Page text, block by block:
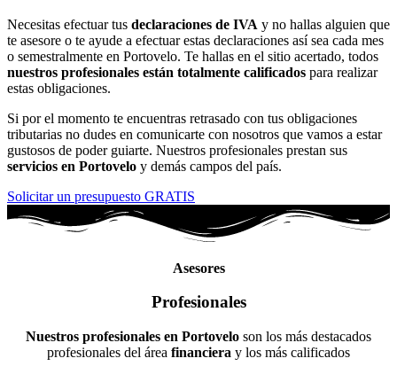
Necesitas efectuar tus declaraciones de IVA y no hallas alguien que
te asesore o te ayude a efectuar estas declaraciones así sea cada mes
o semestralmente en Portovelo. Te hallas en el sitio acertado, todos
nuestros profesionales están totalmente calificados para realizar
estas obligaciones.
Si por el momento te encuentras retrasado con tus obligaciones
tributarias no dudes en comunicarte con nosotros que vamos a estar
gustosos de poder guiarte. Nuestros profesionales prestan sus
servicios en Portovelo y demás campos del país.
Solicitar un presupuesto GRATIS
Asesores
Profesionales
Nuestros profesionales en Portovelo son los más destacados
profesionales del área financiera y los más calificados